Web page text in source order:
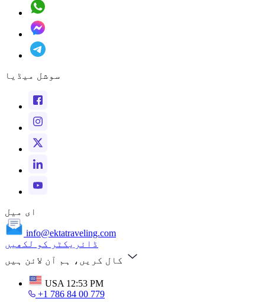
سوشل میڈیا
ای میل
info@ektatraveling.com
ڈائریکٹر کو لکھیں
کال کریں، ہم آن لائن ہیں
USA 12:53 PM
+1 786 84 00 779